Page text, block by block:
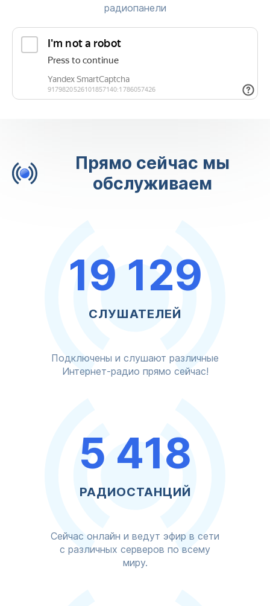
радиопанели
Прямо сейчас мы
обслуживаем
19 129
СЛУШАТЕЛЕЙ
Подключены и слушают различные
Интернет-радио прямо сейчас!
5 418
РАДИОСТАНЦИЙ
Сейчас онлайн и ведут эфир в сети
с различных серверов по всему
миру.